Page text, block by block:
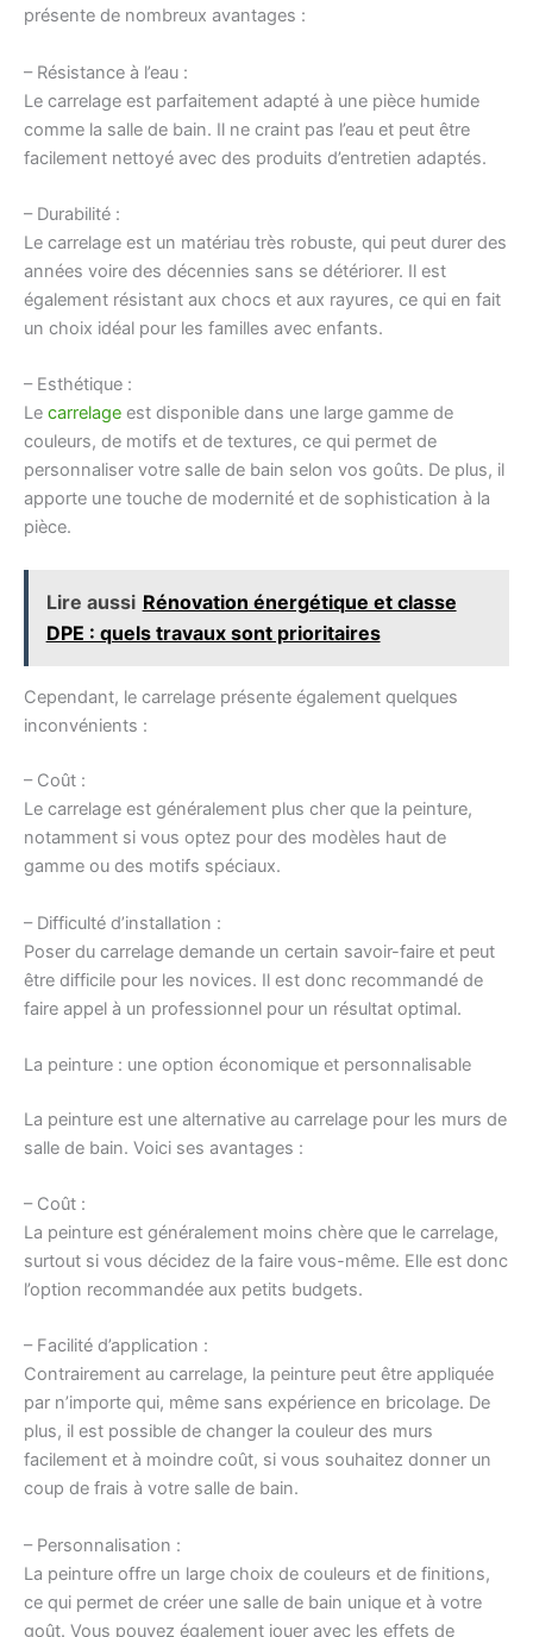
présente de nombreux avantages :
– Résistance à l’eau :
Le carrelage est parfaitement adapté à une pièce humide
comme la salle de bain. Il ne craint pas l’eau et peut être
facilement nettoyé avec des produits d’entretien adaptés.
– Durabilité :
Le carrelage est un matériau très robuste, qui peut durer des
années voire des décennies sans se détériorer. Il est
également résistant aux chocs et aux rayures, ce qui en fait
un choix idéal pour les familles avec enfants.
– Esthétique :
Le carrelage est disponible dans une large gamme de
couleurs, de motifs et de textures, ce qui permet de
personnaliser votre salle de bain selon vos goûts. De plus, il
apporte une touche de modernité et de sophistication à la
pièce.
Lire aussi Rénovation énergétique et classe
DPE : quels travaux sont prioritaires
Cependant, le carrelage présente également quelques
inconvénients :
– Coût :
Le carrelage est généralement plus cher que la peinture,
notamment si vous optez pour des modèles haut de
gamme ou des motifs spéciaux.
– Difficulté d’installation :
Poser du carrelage demande un certain savoir-faire et peut
être difficile pour les novices. Il est donc recommandé de
faire appel à un professionnel pour un résultat optimal.
La peinture : une option économique et personnalisable
La peinture est une alternative au carrelage pour les murs de
salle de bain. Voici ses avantages :
– Coût :
La peinture est généralement moins chère que le carrelage,
surtout si vous décidez de la faire vous-même. Elle est donc
l’option recommandée aux petits budgets.
– Facilité d’application :
Contrairement au carrelage, la peinture peut être appliquée
par n’importe qui, même sans expérience en bricolage. De
plus, il est possible de changer la couleur des murs
facilement et à moindre coût, si vous souhaitez donner un
coup de frais à votre salle de bain.
– Personnalisation :
La peinture offre un large choix de couleurs et de finitions,
ce qui permet de créer une salle de bain unique et à votre
goût. Vous pouvez également jouer avec les effets de